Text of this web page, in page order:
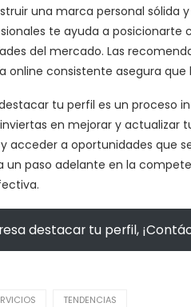
una marca personal
te ayuda a
del mercado. Las
online consistente asegura
tu perfil es un proceso
en mejorar y actualizar
acceder a oportunidades que
un paso adelante en la
destacar tu perfil,
TENDENCIAS